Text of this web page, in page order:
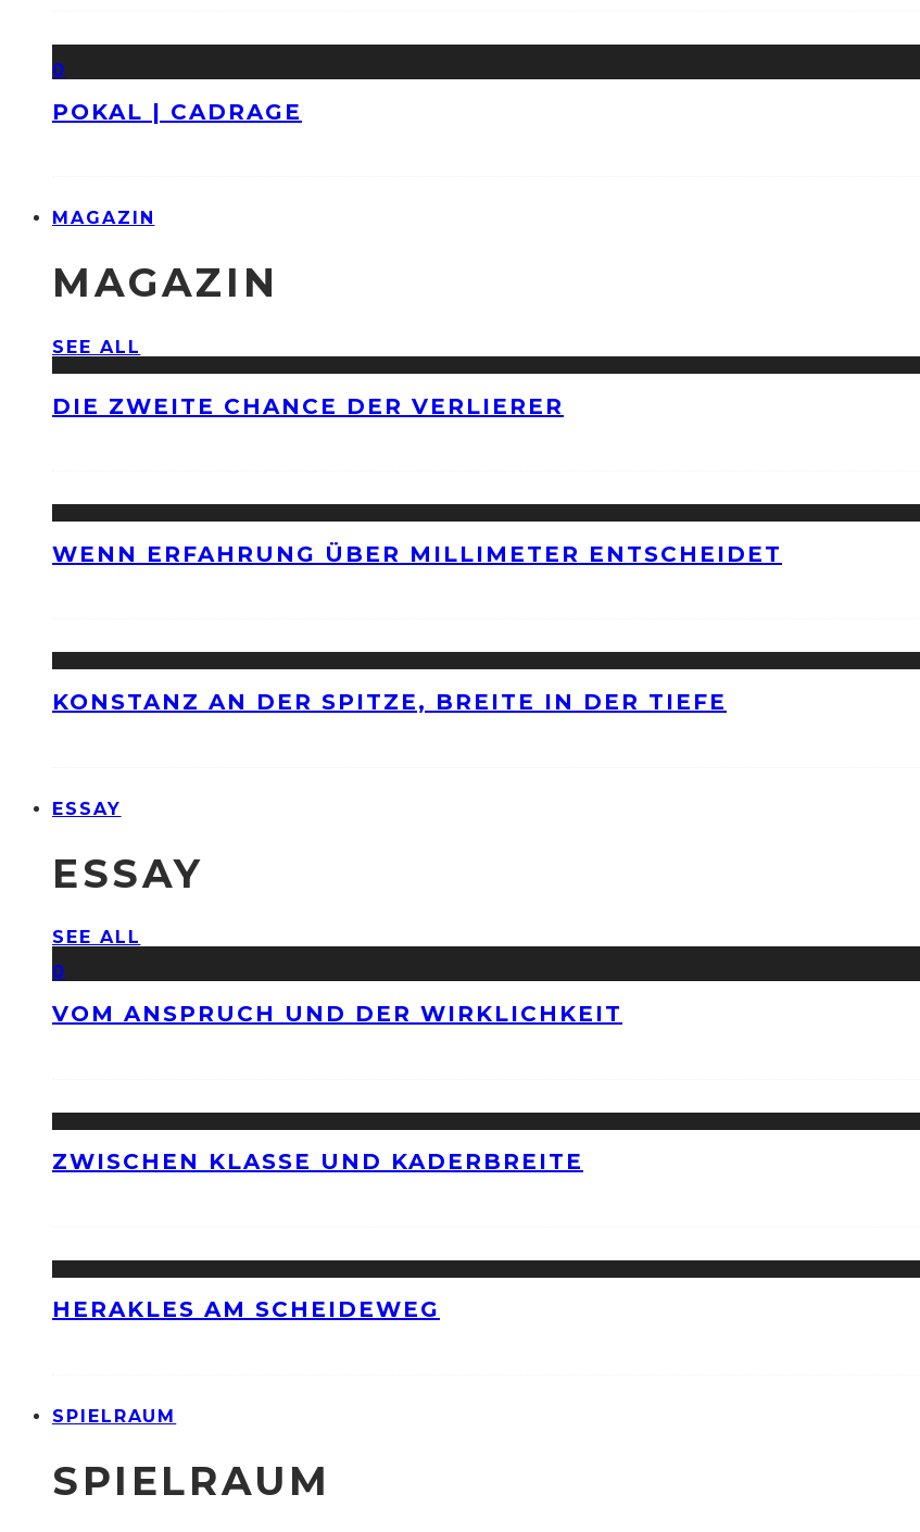
0
POKAL | CADRAGE
MAGAZIN
MAGAZIN
SEE ALL
DIE ZWEITE CHANCE DER VERLIERER
WENN ERFAHRUNG ÜBER MILLIMETER ENTSCHEIDET
KONSTANZ AN DER SPITZE, BREITE IN DER TIEFE
ESSAY
ESSAY
SEE ALL
0
VOM ANSPRUCH UND DER WIRKLICHKEIT
ZWISCHEN KLASSE UND KADERBREITE
HERAKLES AM SCHEIDEWEG
SPIELRAUM
SPIELRAUM